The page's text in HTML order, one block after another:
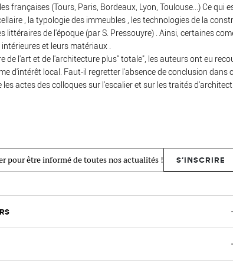
françaises (Tours, Paris, Bordeaux, Lyon, Toulouse...) Ce
, la typologie des immeubles , les technologies de la
littéraires de l'époque (par S. Pressouyre) . Ainsi, certaines
et leurs matériaux .
de l'art et de l'architecture plus" totale", les auteurs ont eu
d'intérêt local. Faut-il regretter l'absence de conclusion
actes des colloques sur l'escalier et sur les traités
pour être informé de toutes nos actualités ! S'INSCRIRE